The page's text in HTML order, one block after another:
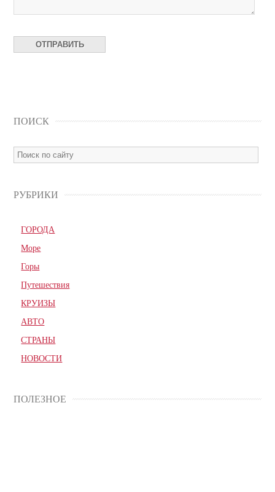
ПОИСК
РУБРИКИ
ГОРОДА
Море
Горы
Путешествия
КРУИЗЫ
АВТО
СТРАНЫ
НОВОСТИ
ПОЛЕЗНОЕ